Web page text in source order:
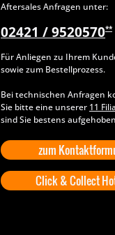
Aftersales Anfragen unter:
02421 / 9520570**
Für Anliegen zu Ihrem
sowie zum Bestellprozess.
Bei technischen Anfragen
Sie bitte eine unserer 11
sind Sie bestens
zum
Click & Collect